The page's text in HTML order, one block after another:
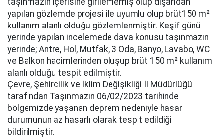
taşınmazın içerisine girilememiş olup dışarıdan
yapılan gözlemde projesi ile uyumlu olup brüt150 m²
kullanım alanlı olduğu gözlemlenmiştir. Keşif günü
yerinde yapılan incelemede dava konusu taşınmazın
yerinde; Antre, Hol, Mutfak, 3 Oda, Banyo, Lavabo, WC
ve Balkon hacimlerinden oluşup brüt 150 m² kullanım
alanlı olduğu tespit edilmiştir.
Çevre, Şehircilik ve İklim Değişikliği İl Müdürlüğü
tarafından Taşınmazın 06/02/2023 tarihinde
bölgemizde yaşanan deprem nedeniyle hasar
durumunun az hasarlı olarak tespit edildiği
bildirilmiştir.